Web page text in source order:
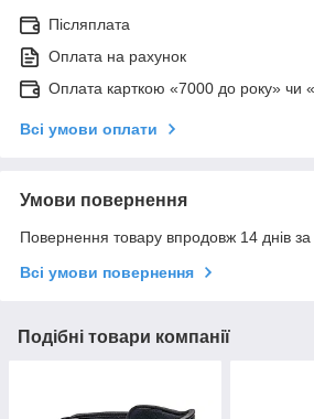
Післяплата
Оплата на рахунок
Оплата карткою «7000 до року» чи
Всі умови оплати
Умови повернення
Повернення товару впродовж 14 днів
Всі умови повернення
Подібні товари компанії